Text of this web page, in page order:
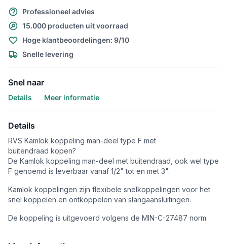
Professioneel advies
15.000 producten uit voorraad
Hoge klantbeoordelingen: 9/10
Snelle levering
Snel naar
Details Meer informatie
Details
RVS Kamlok koppeling man-deel type F met
buitendraad kopen?
De Kamlok koppeling man-deel met buitendraad, ook wel type
F genoemd is leverbaar vanaf 1/2" tot en met 3".
Kamlok koppelingen zijn flexibele snelkoppelingen voor het
snel koppelen en ontkoppelen van slangaansluitingen.
De koppeling is uitgevoerd volgens de MIN-C-27487 norm.